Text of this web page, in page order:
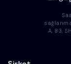
A, 83,